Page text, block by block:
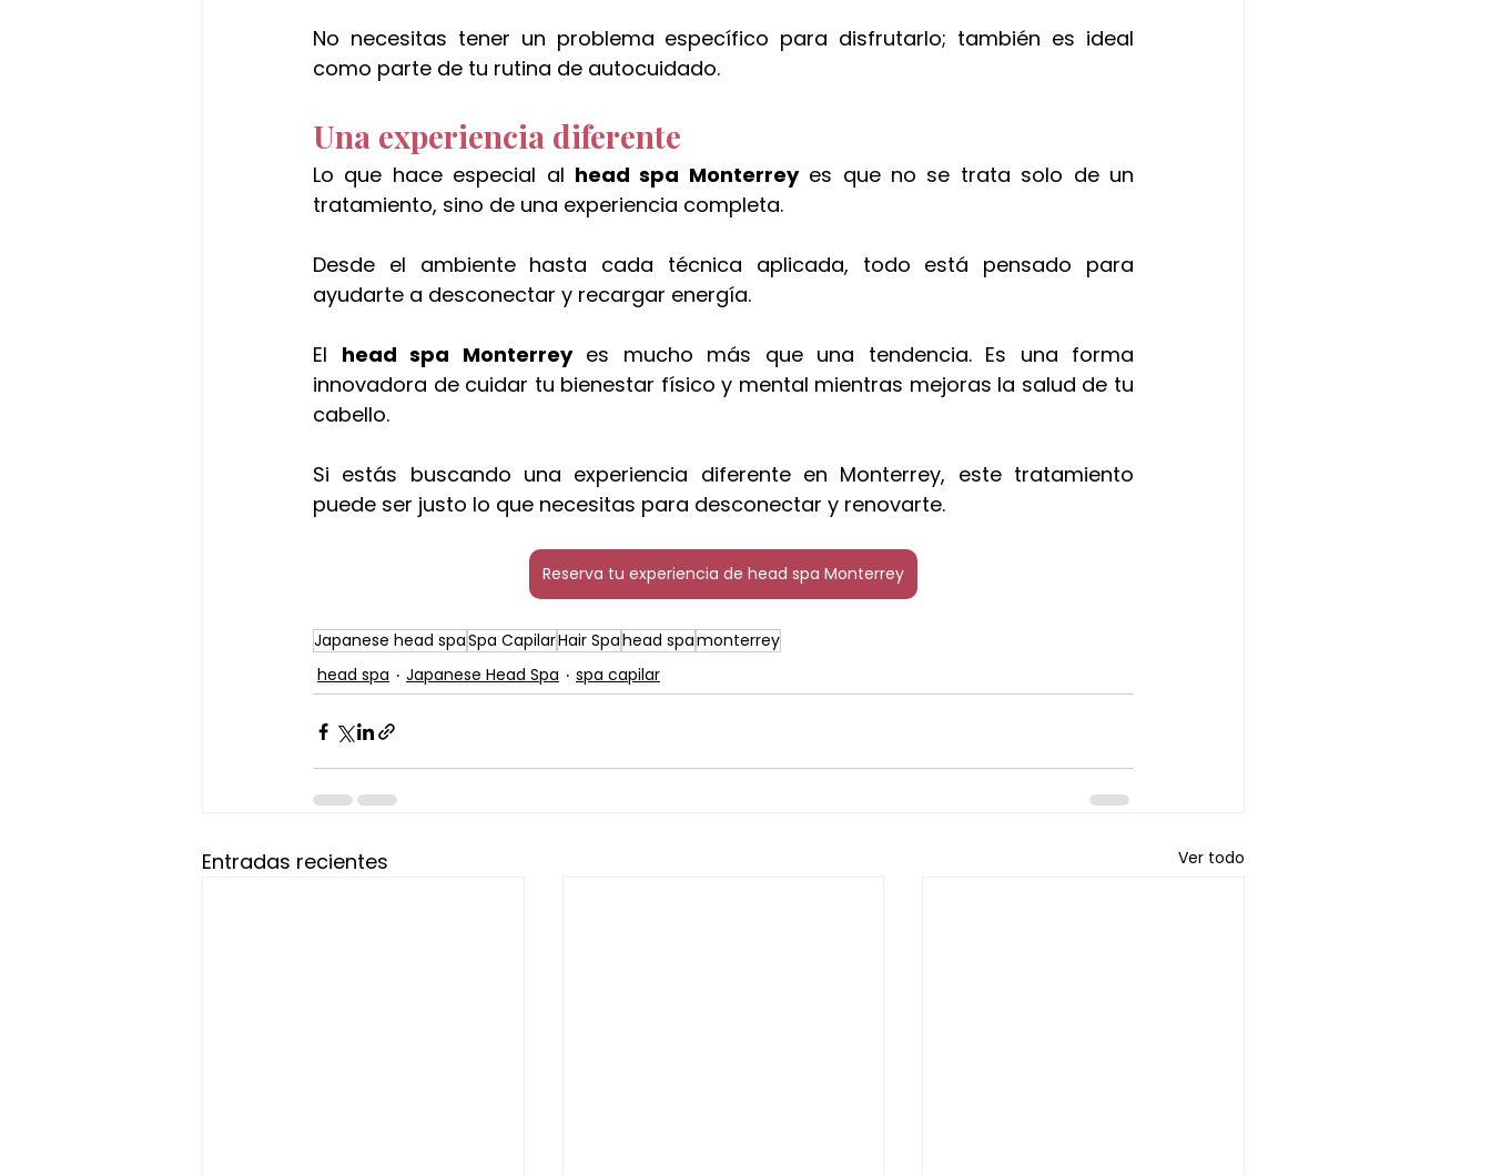
No necesitas tener un problema específico para disfrutarlo; también es ideal
como parte de tu rutina de autocuidado.
Una experiencia diferente
Lo que hace especial al head spa Monterrey es que no se trata solo de un
tratamiento, sino de una experiencia completa.
Desde el ambiente hasta cada técnica aplicada, todo está pensado para
ayudarte a desconectar y recargar energía.
El head spa Monterrey es mucho más que una tendencia. Es una forma
innovadora de cuidar tu bienestar físico y mental mientras mejoras la salud de tu
cabello.
Si estás buscando una experiencia diferente en Monterrey, este tratamiento
puede ser justo lo que necesitas para desconectar y renovarte.
Reserva tu experiencia de head spa Monterrey
Japanese head spaSpa CapilarHair Spahead spamonterrey
head spa
Japanese Head Spa spa capilar
Entradas recientes Ver todo